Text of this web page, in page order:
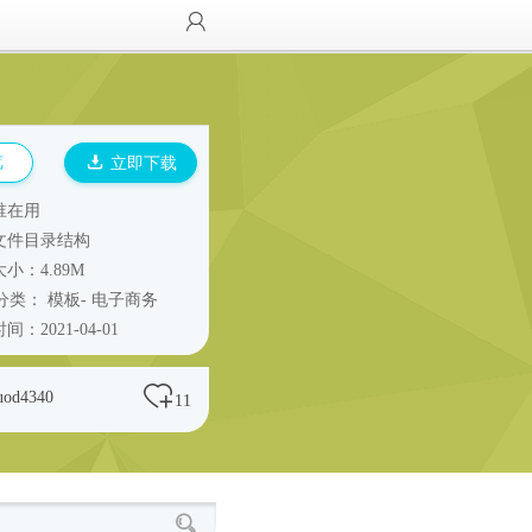
立即下载
在用
件目录结构
小：4.89M
类： 模板- 电子商务
间：2021-04-01
11